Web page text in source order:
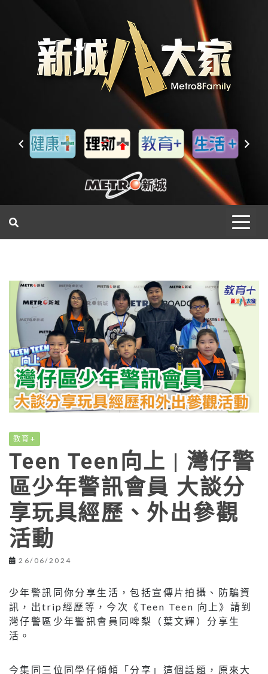
教育+
Teen Teen向上 | 灣仔警
區少年警訊會員 大談分
享玩具經歷、外出參觀
活動
26/06/2024
少年警訊同你分享生活，包括宣傳片拍攝、防騙資
訊，出trip經歷等，今次《Teen Teen 向上》請到
灣仔警區少年警訊會員同啤梨（葉文輝）分享生
活。
今集同三位同學仔傾傾「分享」這個話題，原來大